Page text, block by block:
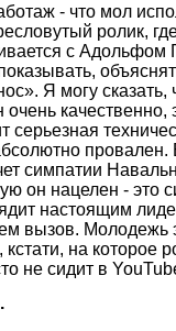
- что мол
ролик,
с Адольфом
Я могу сказать,
очень качественно,
серьезная
провален.
симпатии
он нацелен - это
настоящим
вызов. Молодежь
на которое
не сидит в